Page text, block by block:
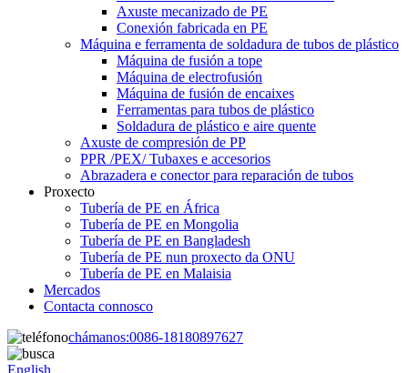
Axuste mecanizado de PE
Conexión fabricada en PE
Máquina e ferramenta de soldadura de tubos de plástico
Máquina de fusión a tope
Máquina de electrofusión
Máquina de fusión de encaixes
Ferramentas para tubos de plástico
Soldadura de plástico e aire quente
Axuste de compresión de PP
PPR /PEX/ Tubaxes e accesorios
Abrazadera e conector para reparación de tubos
Proxecto
Tubería de PE en África
Tubería de PE en Mongolia
Tubería de PE en Bangladesh
Tubería de PE nun proxecto da ONU
Tubería de PE en Malaisia
Mercados
Contacta connosco
chámanos:0086-18180897627
English